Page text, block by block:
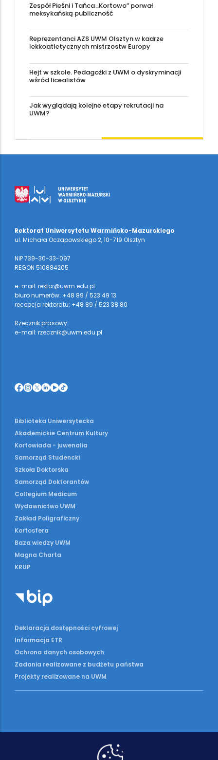
Zespół Pieśni i Tańca „Kortowo” porwał
meksykańską publiczność
Reprezentanci AZS UWM Olsztyn w kadrze
lekkoatletycznych mistrzostw Europy
Hejt w szkole. Pedagożki z UWM o dyskryminacji
wśród licealistów
Jak wyglądają kolejne etapy rekrutacji na
UWM?
Rektorat Uniwersytetu Warmińsko-Mazurskiego
ul. Michała Oczapowskiego 2, 10-719 Olsztyn
NIP 739-30-33-097
REGON 510884205
e-mail: rektor@uwm.edu.pl
biuro numerów: +48 89 / 523 49 13
recepcja rektoratu: +48 89 / 523 38 80
Rzecznik prasowy:
e-mail: rzecznik@uwm.edu.pl
Biblioteka Uniwersytecka
Akademickie Centrum Kultury
Kortowiada - juwenalia
Samorząd Studencki
Szkoła Doktorska
Samorząd Doktorantów
Collegium Medicum
Wydawnictwo UWM
Zakład Poligraficzny
Kortosfera
Baza wiedzy UWM
Magna Charta
KRUP
Deklaracja dostępności cyfrowej
Informacja ETR
Ochrona danych osobowych
Zadania realizowane z budżetu państwa
Projekty realizowane na UWM